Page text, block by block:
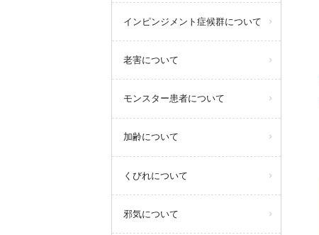
インピンジメント症候群について
老害について
モンスター患者について
加齢について
くびれについて
邪気について